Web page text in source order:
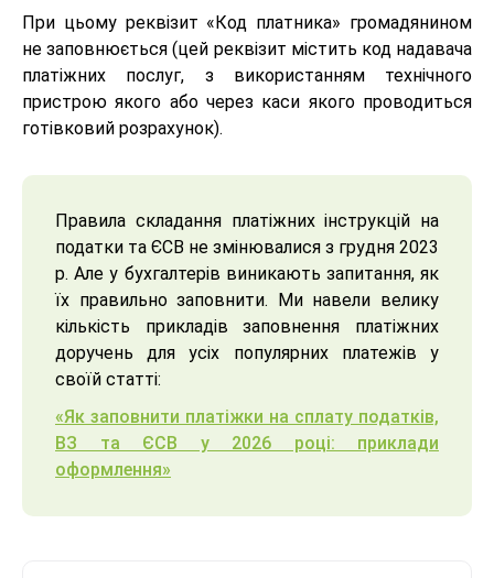
При цьому реквізит «Код платника» громадянином
не заповнюється (цей реквізит містить код надавача
платіжних послуг, з використанням технічного
пристрою якого або через каси якого проводиться
готівковий розрахунок).
Правила складання платіжних інструкцій на
податки та ЄСВ не змінювалися з грудня 2023
р. Але у бухгалтерів виникають запитання, як
їх правильно заповнити. Ми навели велику
кількість прикладів заповнення платіжних
доручень для усіх популярних платежів у
своїй статті:
«Як заповнити платіжки на сплату податків,
ВЗ та ЄСВ у 2026 році: приклади
оформлення»